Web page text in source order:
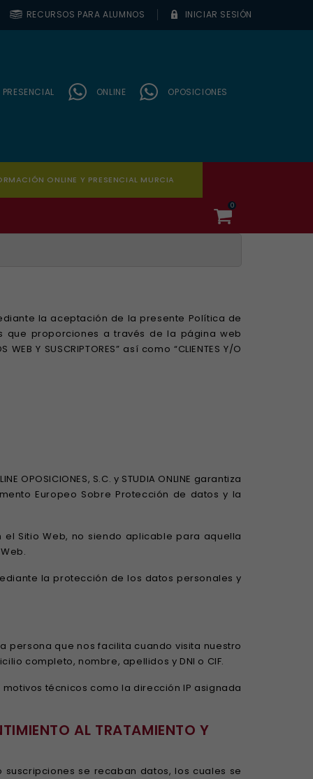
RECURSOS PARA ALUMNOS INICIAR SESIÓN
OPOSICIONES
ONLINE
PRESENCIAL
ONLINE Y PRESENCIAL MURCIA
0
la aceptación de la presente Política de
que proporciones a través de la página web
Y SUSCRIPTORES” así como “CLIENTES Y/O
S.C. y STUDIA ONLINE garantiza
Europeo Sobre Protección de datos y la
Sitio Web, no siendo aplicable para aquella
la protección de los datos personales y
persona que nos facilita cuando visita nuestro
completo, nombre, apellidos y DNI o CIF.
técnicos como la dirección IP asignada
AL TRATAMIENTO Y
se recaban datos, los cuales se